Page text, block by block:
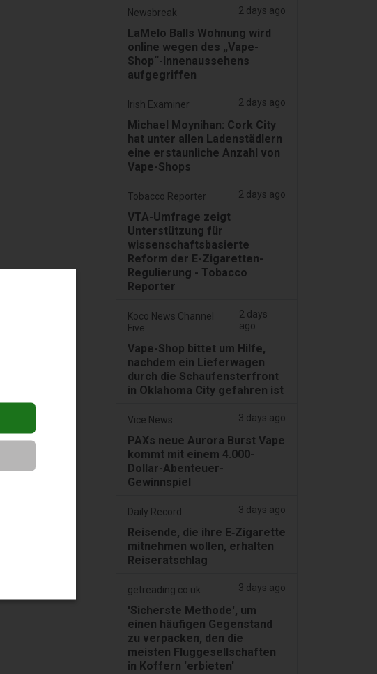
Newsbreak 2 days ago
LaMelo Balls Wohnung wird
online wegen des „Vape-
Shop“-Innenaussehens
aufgegriffen
Irish Examiner 2 days ago
Michael Moynihan: Cork City
hat unter allen Ladenstädlern
eine erstaunliche Anzahl von
Vape-Shops
Tobacco Reporter 2 days ago
VTA-Umfrage zeigt
Unterstützung für
wissenschaftsbasierte
Reform der E-Zigaretten-
Regulierung - Tobacco
Reporter
Koco News Channel
Five
2 days
ago
Vape-Shop bittet um Hilfe,
nachdem ein Lieferwagen
durch die Schaufensterfront
in Oklahoma City gefahren ist
Vice News 3 days ago
PAXs neue Aurora Burst Vape
kommt mit einem 4.000-
Dollar-Abenteuer-
Gewinnspiel
Daily Record 3 days ago
Reisende, die ihre E‑Zigarette
mitnehmen wollen, erhalten
Reiseratschlag
getreading.co.uk 3 days ago
'Sicherste Methode', um
einen häufigen Gegenstand
zu verpacken, den die
meisten Fluggesellschaften
in Koffern 'erbieten'